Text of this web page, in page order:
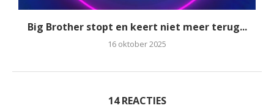
Big Brother stopt en keert niet meer terug...
16 oktober 2025
14 REACTIES